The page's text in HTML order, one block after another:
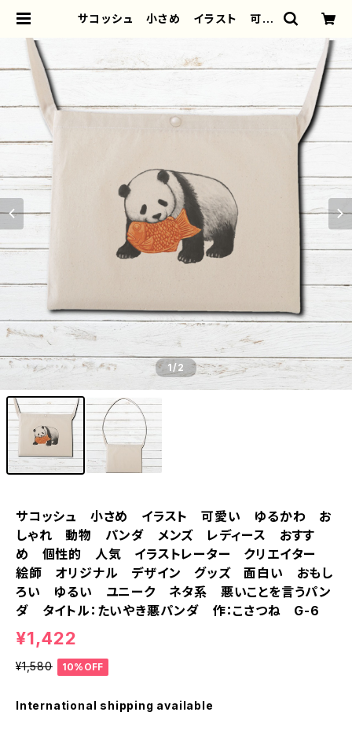
サコッシュ 小さめ イラスト 可愛
め 個性的 人気 イラストレータ
ー クリエイター 絵師 オリジナ
ル デザイン グッズ 面白い お
系 悪いことを言うパンダ タイト
ル：たいやき悪パンダ 作：こさつね
G-6 | iPhoneケース/スマホケース/
リうさ
1/2
サコッシュ 小さめ イラスト 可愛い ゆるかわ お
しゃれ 動物 パンダ メンズ レディース おすす
め 個性的 人気 イラストレーター クリエイター
絵師 オリジナル デザイン グッズ 面白い おもし
ろい ゆるい ユニーク ネタ系 悪いことを言うパン
ダ タイトル：たいやき悪パンダ 作：こさつね G-6
¥1,422
¥1,580 10%OFF
International shipping available